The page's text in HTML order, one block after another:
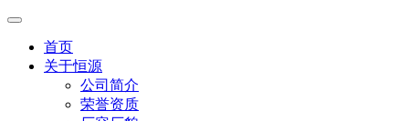
首页
关于恒源
公司简介
荣誉资质